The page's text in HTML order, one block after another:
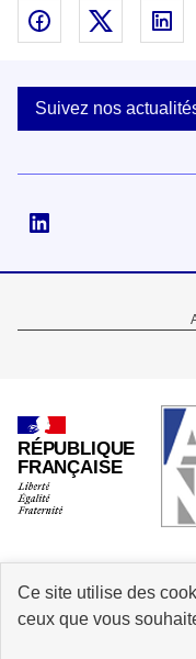
Ce site utilise des
ceux que vous
Partager sur
Suivez nos
page
RÉPUBLIQUE
FRANÇAISE
info.gouv.fr